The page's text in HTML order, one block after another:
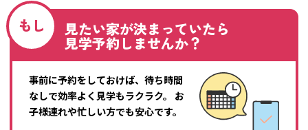
もし 見たい家が決まっていたら
見学予約しませんか？
事前に予約をしておけば、待ち時間
なしで効率よく見学もラクラク。
お
子様連れや忙しい方でも安心です。